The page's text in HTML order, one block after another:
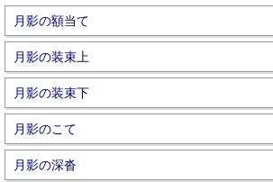
月影の額当て
月影の装束上
月影の装束下
月影のこて
月影の深沓